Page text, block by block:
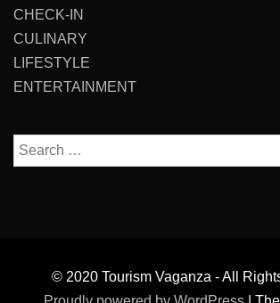
CHECK-IN
CULINARY
LIFESTYLE
ENTERTAINMENT
Search
for:
© 2020 Tourism Vaganza - All